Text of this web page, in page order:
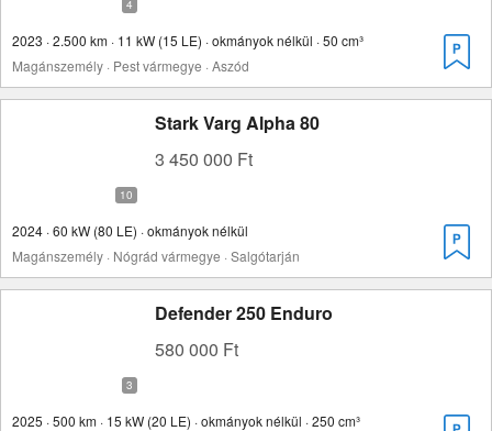
2023 · 2.500 km · 11 kW (15 LE) · okmányok nélkül · 50 cm³
Magánszemély · Pest vármegye · Aszód
Stark Varg Alpha 80
3 450 000 Ft
2024 · 60 kW (80 LE) · okmányok nélkül
Magánszemély · Nógrád vármegye · Salgótarján
Defender 250 Enduro
580 000 Ft
2025 · 500 km · 15 kW (20 LE) · okmányok nélkül · 250 cm³